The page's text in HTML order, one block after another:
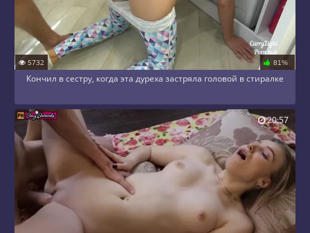
5732 81%
Кончил в сестру, когда эта дуреха застряла головой в стиралке
20:57